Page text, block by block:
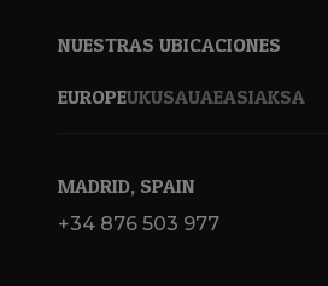
NUESTRAS UBICACIONES
EUROPEUKUSAUAEASIAKSA
MADRID, SPAIN
+34 876 503 977